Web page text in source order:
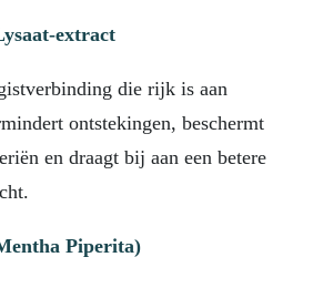
extract
die rijk is aan
ontstekingen, beschermt
en draagt ​​bij aan een betere
Piperita)